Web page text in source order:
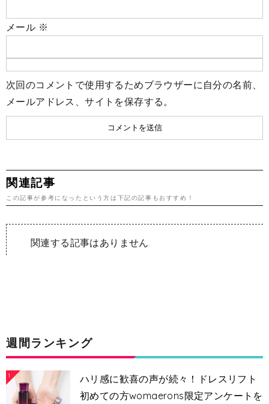
メール ※
次回のコメントで使用するためブラウザーに自分の名前、
メールアドレス、サイトを保存する。
関連記事
この記事が参考になったという方は下記の記事もおすすめ！
関連する記事はありません
週間ランキング
1
ハリ感に歓喜の声が続々！ドレスリフト
初めての方womaerons限定アンケートを